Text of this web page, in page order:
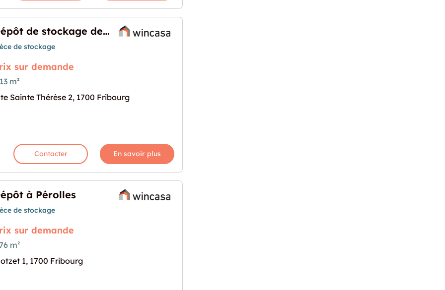
de 213 m²"pour "Dépôt de stockage de 213 m²"
Dépôt de stockage de 213 m²
de stockage
sur demande
m²
Sainte Thérèse 2, 1700 Fribourg
Contacter En savoir plus
pour "Dépôt à Pérolles"
à Pérolles
de stockage
sur demande
m²
1, 1700 Fribourg